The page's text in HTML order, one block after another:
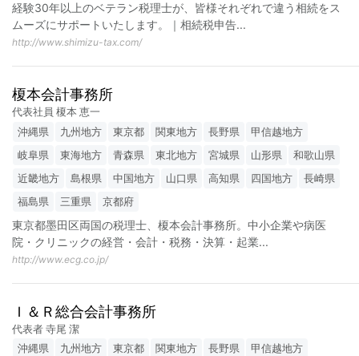
経験30年以上のベテラン税理士が、皆様それぞれで違う相続をス
ムーズにサポートいたします。｜相続税申告...
http://www.shimizu-tax.com/
榎本会計事務所
代表社員 榎本 恵一
沖縄県
九州地方 東京都 関東地方 長野県
甲信越地方
岐阜県
東海地方 青森県 東北地方 宮城県 山形県
和歌山県
近畿地方
島根県 中国地方 山口県 高知県 四国地方
長崎県
福島県
三重県 京都府
東京都墨田区両国の税理士、榎本会計事務所。中小企業や病医
院・クリニックの経営・会計・税務・決算・起業...
http://www.ecg.co.jp/
Ｉ＆Ｒ総合会計事務所
代表者 寺尾 潔
沖縄県
九州地方 東京都 関東地方 長野県
甲信越地方